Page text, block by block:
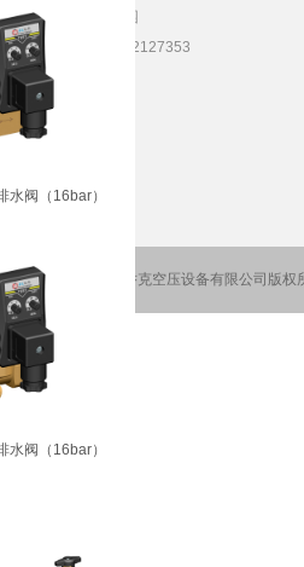
水阀（16bar）
水阀（16bar）
区洪蓝镇双尖工业园
，52127352，52127353
2026 南京乔克空压设备有限公司版